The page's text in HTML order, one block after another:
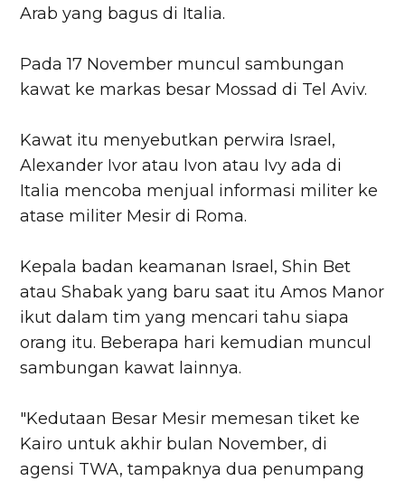
Arab yang bagus di Italia.
Pada 17 November muncul sambungan
kawat ke markas besar Mossad di Tel Aviv.
Kawat itu menyebutkan perwira Israel,
Alexander Ivor atau Ivon atau Ivy ada di
Italia mencoba menjual informasi militer ke
atase militer Mesir di Roma.
Kepala badan keamanan Israel, Shin Bet
atau Shabak yang baru saat itu Amos Manor
ikut dalam tim yang mencari tahu siapa
orang itu. Beberapa hari kemudian muncul
sambungan kawat lainnya.
"Kedutaan Besar Mesir memesan tiket ke
Kairo untuk akhir bulan November, di
agensi TWA, tampaknya dua penumpang